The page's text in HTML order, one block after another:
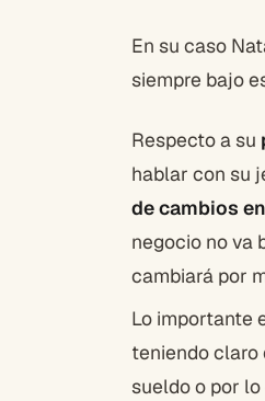
En su caso
siempre bajo
Respecto a su
hablar con su
de cambios
negocio no va
cambiará por
Lo importante
teniendo claro
sueldo o por